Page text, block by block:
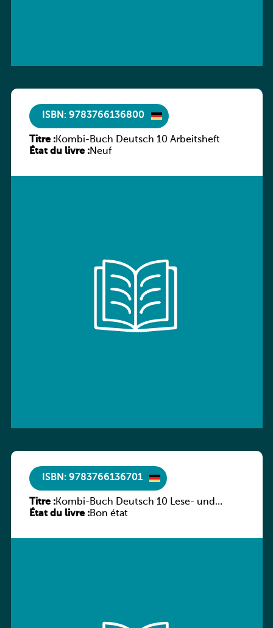
ISBN: 9783766136800
Titre :Kombi-Buch Deutsch 10 Arbeitsheft
État du livre :Neuf
ISBN: 9783766136701
Titre :Kombi-Buch Deutsch 10 Lese- und
Sprachbuch
État du livre :Bon état